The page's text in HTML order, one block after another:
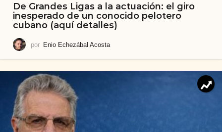
De Grandes Ligas a la actuación: el giro
inesperado de un conocido pelotero
cubano (aquí detalles)
por Enio Echezábal Acosta